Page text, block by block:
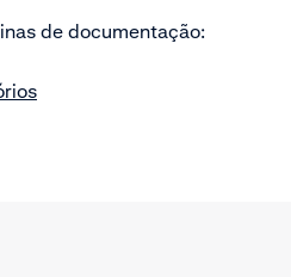
de documentação: